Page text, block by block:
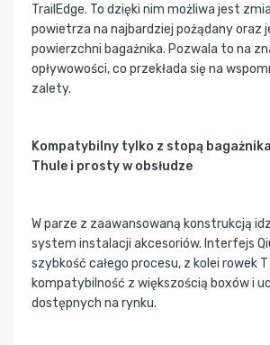
TrailEdge. To dzięki nim możliwa jest
powietrza na najbardziej pożądany oraz
powierzchni bagażnika. Pozwala to na
opływowości, co przekłada się na
zalety.
Kompatybilny tylko z stopą
Thule i prosty w obsłudze
W parze z zaawansowaną konstrukcją
system instalacji akcesoriów. Interfejs
szybkość całego procesu, z kolei rowek
kompatybilność z większością boxów i
dostępnych na rynku.